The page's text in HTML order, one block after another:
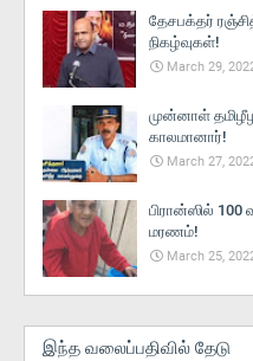
தேசபக்தர்
நிகழ்வுகள்!
March 29,
முன்னாள் தமிழீழ
காலமானார்!
March 27,
பிரான்ஸில் 100
மரணம்!
March 25,
இந்த வலைப்பதிவில் தேடு